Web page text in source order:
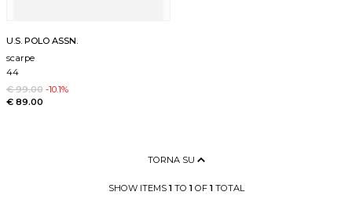
U.S. POLO ASSN.
scarpe
44
€ 99.00 -10.1%
€ 89.00
TORNA SU
SHOW ITEMS 1TO 1OF 1TOTAL